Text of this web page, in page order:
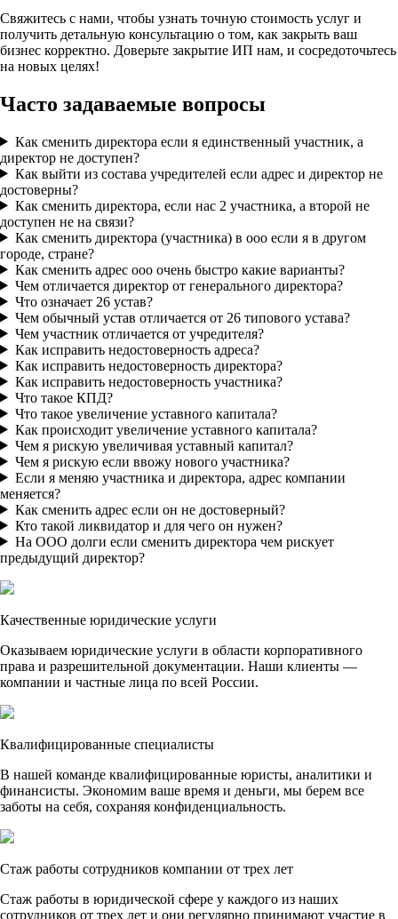
Свяжитесь с нами, чтобы узнать точную стоимость услуг и
получить детальную консультацию о том, как закрыть ваш
бизнес корректно. Доверьте закрытие ИП нам, и сосредоточьтесь
на новых целях!
Часто задаваемые вопросы
Как сменить директора если я единственный участник, а
директор не доступен?
Как выйти из состава учредителей если адрес и директор не
достоверны?
Как сменить директора, если нас 2 участника, а второй не
доступен не на связи?
Как сменить директора (участника) в ооо если я в другом
городе, стране?
Как сменить адрес ооо очень быстро какие варианты?
Чем отличается директор от генерального директора?
Что означает 26 устав?
Чем обычный устав отличается от 26 типового устава?
Чем участник отличается от учредителя?
Как исправить недостоверность адреса?
Как исправить недостоверность директора?
Как исправить недостоверность участника?
Что такое КПД?
Что такое увеличение уставного капитала?
Как происходит увеличение уставного капитала?
Чем я рискую увеличивая уставный капитал?
Чем я рискую если ввожу нового участника?
Если я меняю участника и директора, адрес компании
меняется?
Как сменить адрес если он не достоверный?
Кто такой ликвидатор и для чего он нужен?
На ООО долги если сменить директора чем рискует
предыдущий директор?
Качественные юридические услуги
Оказываем юридические услуги в области корпоративного
права и разрешительной документации. Наши клиенты —
компании и частные лица по всей России.
Квалифицированные специалисты
В нашей команде квалифицированные юристы, аналитики и
финансисты. Экономим ваше время и деньги, мы берем все
заботы на себя, сохраняя конфиденциальность.
Стаж работы сотрудников компании от трех лет
Стаж работы в юридической сфере у каждого из наших
сотрудников от трех лет и они регулярно принимают участие в